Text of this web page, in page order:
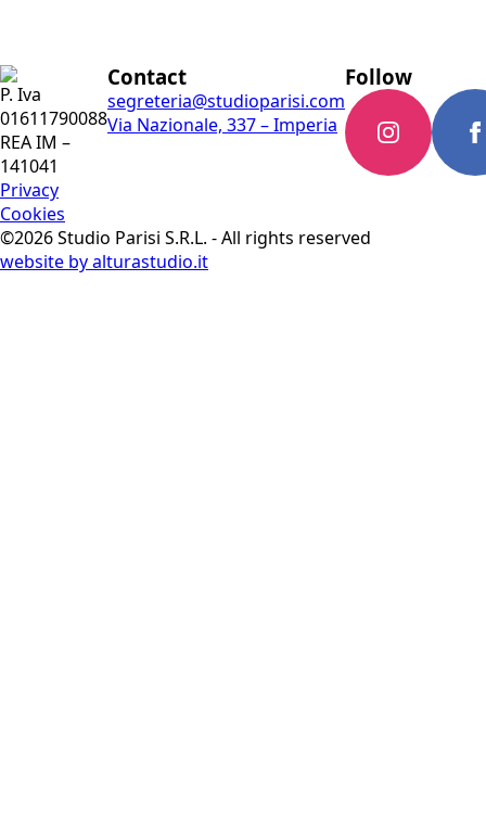
P. Iva
01611790088
REA IM –
141041
Privacy
Cookies
Contact
segreteria@studioparisi.com
Via Nazionale, 337 – Imperia
Follow
©2026 Studio Parisi S.R.L. - All rights reserved
website by alturastudio.it